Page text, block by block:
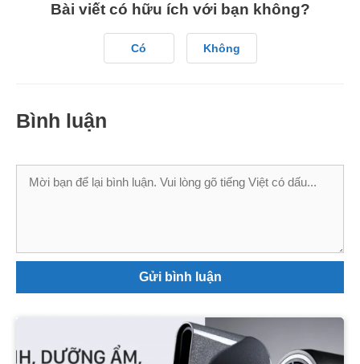
Bài viết có hữu ích với bạn không?
Có Không
Bình luận
Bình